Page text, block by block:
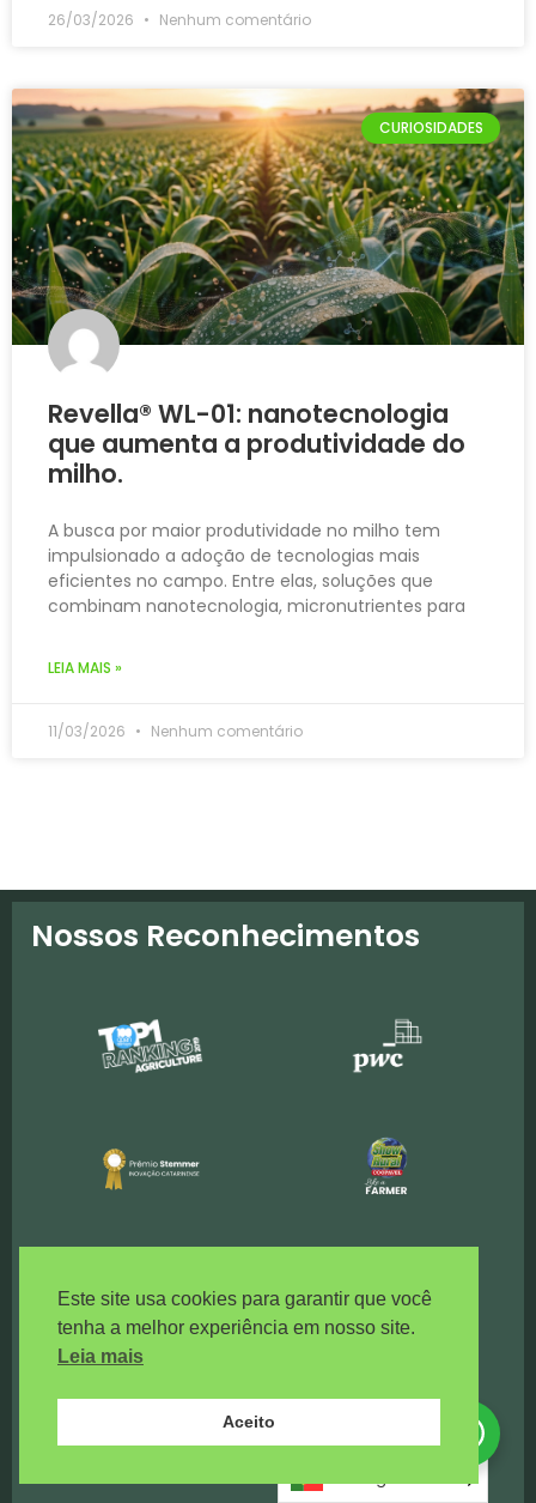
26/03/2026 Nenhum comentário
CURIOSIDADES​
Revella® WL-01: nanotecnologia
que aumenta a produtividade do
milho.
A busca por maior produtividade no milho tem
impulsionado a adoção de tecnologias mais
eficientes no campo. Entre elas, soluções que
combinam nanotecnologia, micronutrientes para
LEIA MAIS »
11/03/2026 Nenhum comentário
Nossos Reconhecimentos
Português
Este site usa cookies para garantir que você
tenha a melhor experiência em nosso site.
Leia mais
Aceito